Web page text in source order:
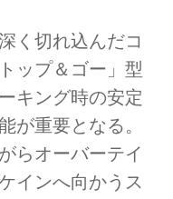
く切れ込んだコ
ップ＆ゴー」型
キング時の安定
が重要となる。
らオーバーテイ
インへ向かうス